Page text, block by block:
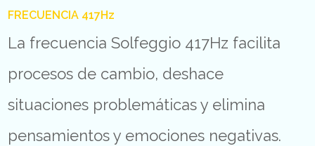
FRECUENCIA 417Hz
La frecuencia Solfeggio 417Hz facilita
procesos de cambio, deshace
situaciones problemáticas y elimina
pensamientos y emociones negativas.